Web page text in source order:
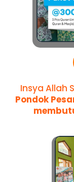
Insya Allah
Pondok